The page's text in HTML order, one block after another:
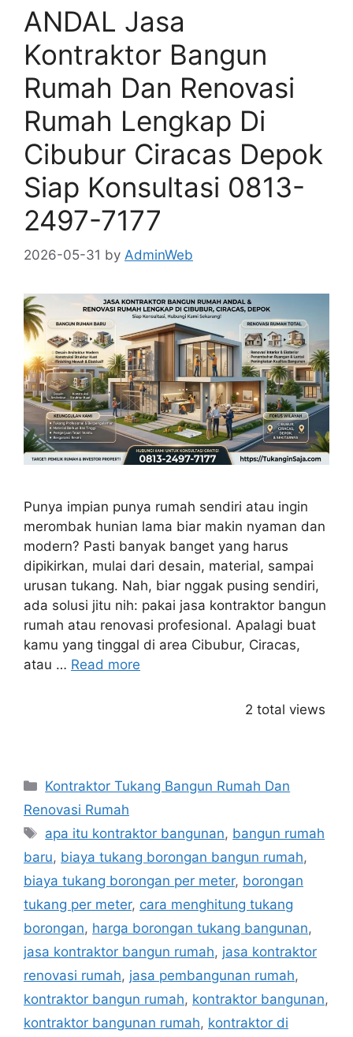
ANDAL Jasa
Kontraktor Bangun
Rumah Dan Renovasi
Rumah Lengkap Di
Cibubur Ciracas Depok
Siap Konsultasi 0813-
2497-7177
2026-05-31 by AdminWeb
Punya impian punya rumah sendiri atau ingin
merombak hunian lama biar makin nyaman dan
modern? Pasti banyak banget yang harus
dipikirkan, mulai dari desain, material, sampai
urusan tukang. Nah, biar nggak pusing sendiri,
ada solusi jitu nih: pakai jasa kontraktor bangun
rumah atau renovasi profesional. Apalagi buat
kamu yang tinggal di area Cibubur, Ciracas,
atau … Read more
2 total views
Categories
Kontraktor Tukang Bangun Rumah Dan
Renovasi Rumah
Tags
apa itu kontraktor bangunan, bangun rumah
baru, biaya tukang borongan bangun rumah,
biaya tukang borongan per meter, borongan
tukang per meter, cara menghitung tukang
borongan, harga borongan tukang bangunan,
jasa kontraktor bangun rumah, jasa kontraktor
renovasi rumah, jasa pembangunan rumah,
kontraktor bangun rumah, kontraktor bangunan,
kontraktor bangunan rumah, kontraktor di